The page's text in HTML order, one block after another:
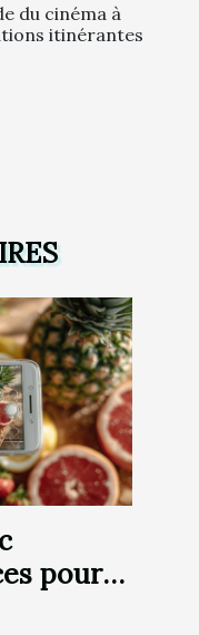
du cinéma à
itinérantes
pour